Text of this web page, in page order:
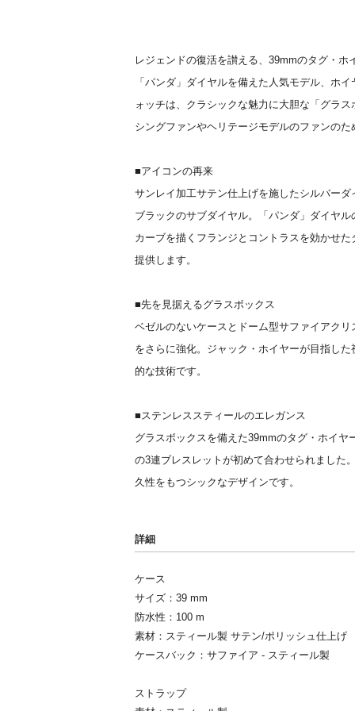
レジェンドの復活を讃える、39mmのタグ・
「パンダ」ダイヤルを備えた人気モデル、ホ
ォッチは、クラシックな魅力に大胆な「グラ
シングファンやヘリテージモデルのファンの
■アイコンの再来
サンレイ加工サテン仕上げを施したシルバー
ブラックのサブダイヤル。「パンダ」ダイヤ
カーブを描くフランジとコントラスを効かせ
提供します。
■先を見据えるグラスボックス
ベゼルのないケースとドーム型サファイアク
をさらに強化。ジャック・ホイヤーが目指し
的な技術です。
■ステンレススティールのエレガンス
グラスボックスを備えた39mmのタグ・ホイ
の3連ブレスレットが初めて合わせられました
久性をもつシックなデザインです。
詳細
ケース
サイズ：39 mm
防水性：100 m
素材：スティール製 サテン/ポリッシュ仕上げ
ケースバック：サファイア - スティール製
ストラップ